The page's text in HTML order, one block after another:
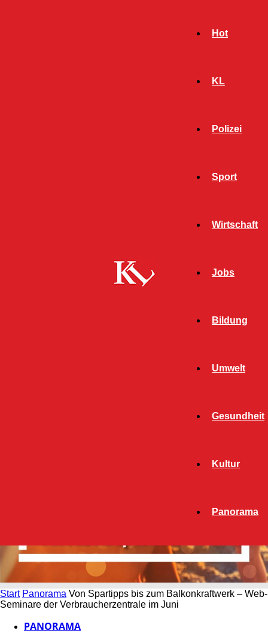
Hot
KL
Polizei
Sport
Wirtschaft
Jobs
Bildung
Umwelt
Gesundheit
Kultur
Panorama
Start Panorama Von Spartipps bis zum Balkonkraftwerk – Web-
Seminare der Verbraucherzentrale im Juni
PANORAMA